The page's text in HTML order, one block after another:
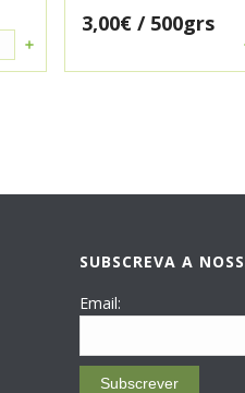
3,00€ / 500grs
SUBSCREVA A
Email:
Subscrever